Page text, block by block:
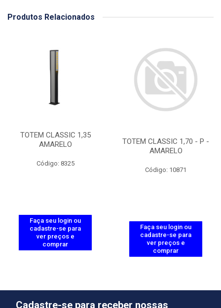
Produtos Relacionados
TOTEM CLASSIC 1,35
AMARELO
Código: 8325
Faça seu login ou
cadastre-se para
ver preços e
comprar
TOTEM CLASSIC 1,70 - P -
AMARELO
Código: 10871
Faça seu login ou
cadastre-se para
ver preços e
comprar
Cadastre-se para receber nossas